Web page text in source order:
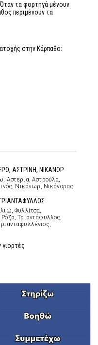
Όταν τα φορτηγά μένουν
περιμένουν τα
στην Κάρπαθο:
ΑΣΤΡΙΝΗ, ΝΙΚΑΝΩΡ
Αστερία, Αστρούλα,
Νικάνωρ, Νικάνορας
Φυλλίτσα,
Τριαντάφυλλος,